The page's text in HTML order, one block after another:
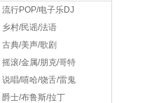
流行POP/电子乐DJ
乡村/民谣/法语
古典/美声/歌剧
摇滚/金属/朋克/哥特
说唱/嘻哈/饶舌/雷鬼
爵士/布鲁斯/拉丁